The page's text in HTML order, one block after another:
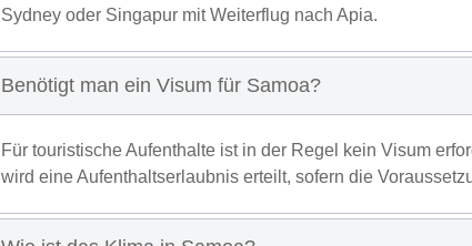
Sydney oder Singapur mit Weiterflug nach Apia.
Benötigt man ein Visum für Samoa?
Für touristische Aufenthalte ist in der Regel kein Visum
wird eine Aufenthaltserlaubnis erteilt, sofern die